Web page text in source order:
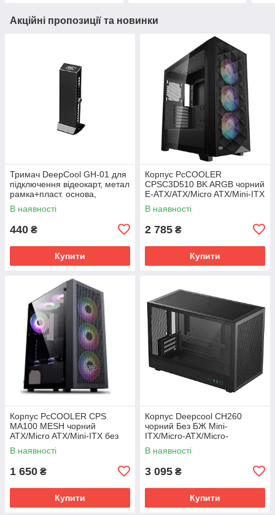
Акційні пропозиції та новинки
Тримач DeepCool GH-01 для
підключення відеокарт, метал
рамка+пласт. основа,
52,6х60,6х163,73мм,
В наявності
440 ₴
Купити
Корпус PcCOOLER
CPSC3D510 BK ARGB чорний
E-ATX/ATX/Micro ATX/Mini-ITX
без БП
(LxWxH)455*220*491мм/
В наявності
2 785 ₴
Купити
Корпус PcCOOLER CPS
MA100 MESH чорний
ATX/Micro ATX/Mini-ITX без
БП (LxWxH)360x200x446мм/
В наявності
1 650 ₴
Купити
Корпус Deepcool CH260
чорний Без БЖ Mini-
ITX/Micro-ATX/Micro-
ATX(Rear
Connector),1x3.5"/1х2.5"
В наявності
3 095 ₴
Купити